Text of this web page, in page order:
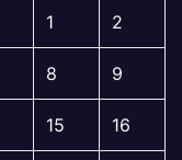
1 2
8 9
15 16